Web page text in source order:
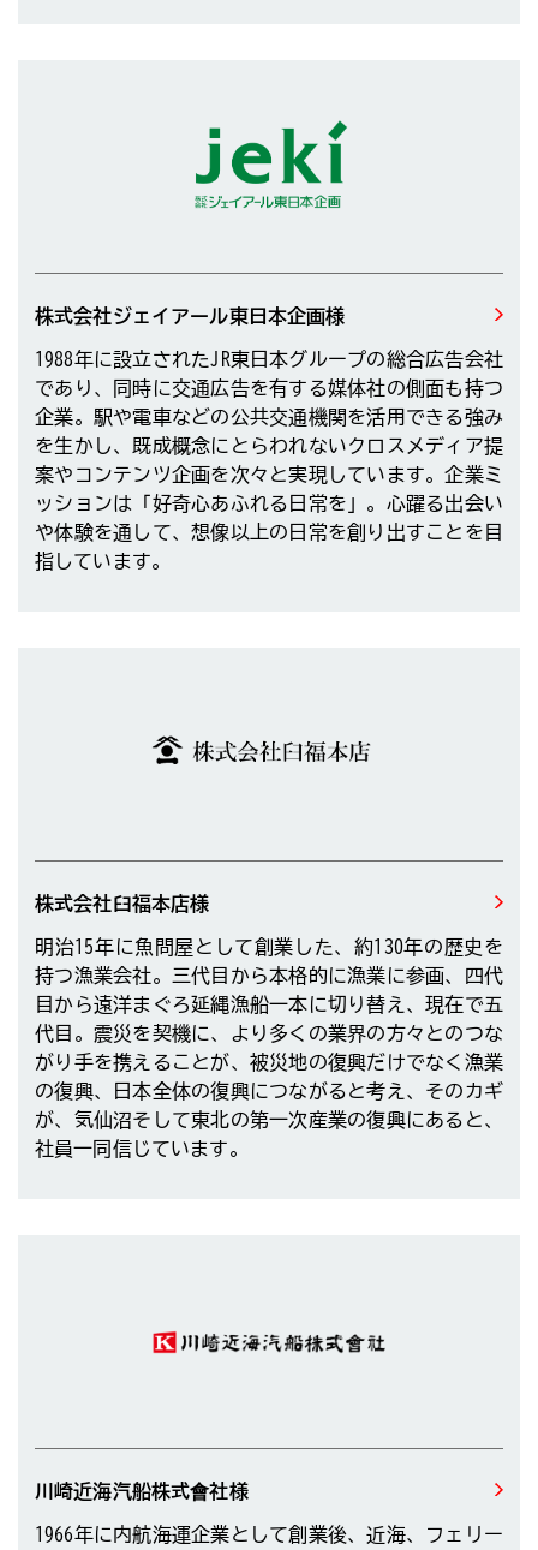
株式会社ジェイアール東日本企画様
1988年に設立されたJR東日本グループの総合広告会社
であり、同時に交通広告を有する媒体社の側面も持つ
企業。駅や電車などの公共交通機関を活用できる強み
を生かし、既成概念にとらわれないクロスメディア提
案やコンテンツ企画を次々と実現しています。企業ミ
ッションは「好奇心あふれる日常を」。心躍る出会い
や体験を通して、想像以上の日常を創り出すことを目
指しています。
株式会社臼福本店様
明治15年に魚問屋として創業した、約130年の歴史を
持つ漁業会社。三代目から本格的に漁業に参画、四代
目から遠洋まぐろ延縄漁船一本に切り替え、現在で五
代目。震災を契機に、より多くの業界の方々とのつな
がり手を携えることが、被災地の復興だけでなく漁業
の復興、日本全体の復興につながると考え、そのカギ
が、気仙沼そして東北の第一次産業の復興にあると、
社員一同信じています。
川崎近海汽船株式會社様
1966年に内航海運企業として創業後、近海、フェリー